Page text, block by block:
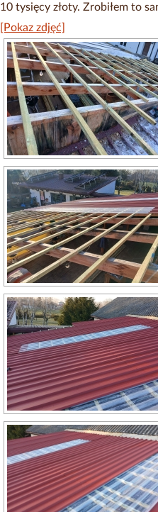
10 tysięcy złoty. Zrobiłem to
[Pokaz zdjęć]